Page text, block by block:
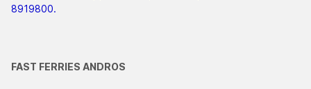
8919800.
FAST FERRIES ANDROS